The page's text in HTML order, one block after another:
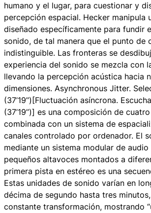
humano y el lugar, para cuestionar y
percepción espacial. Hecker manipula
diseñado específicamente para fundir
sonido, de tal manera que el punto de
indistinguible. Las fronteras se
experiencia del sonido se mezcla con
llevando la percepción acústica hacia
dimensiones. Asynchronous Jitter.
(37’19’’) [Fluctuación asíncrona.
(37’19’’)] es una composición de
combinada con un sistema de
canales controlado por ordenador. El
mediante un sistema modular de
pequeños altavoces montados a
primera pista en estéreo es una
Estas unidades de sonido varían en
décima de segundo hasta tres
constante transformación, mostrando